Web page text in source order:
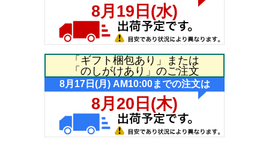
「ギフト梱包あり」または
「のしがけあり」のご注文